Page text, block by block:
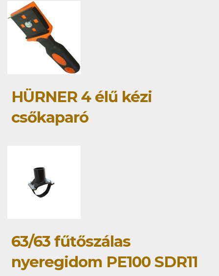
HÜRNER 4 élű kézi
csőkaparó
63/63 fűtőszálas
nyeregidom PE100 SDR11